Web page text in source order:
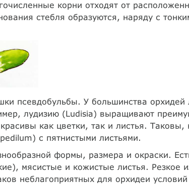
корни отходят от
стебля образуются, наряду с
псевдобульбы. У большинства орхидей
лудизию (Ludisia) выращивают
как цветки, так и листья. Таковы,
с пятнистыми листьями.
формы, размера и окраски.
мясистые и кожистые листья. Резкое
неблагоприятных для орхидеи условий